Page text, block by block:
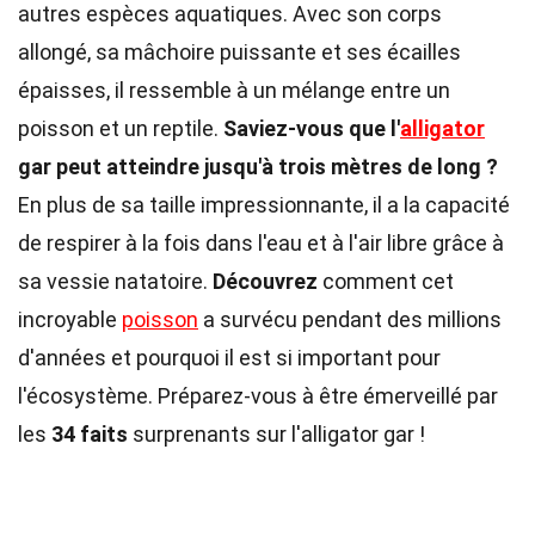
autres espèces aquatiques. Avec son corps
allongé, sa mâchoire puissante et ses écailles
épaisses, il ressemble à un mélange entre un
poisson et un reptile. Saviez-vous que l'alligator
gar peut atteindre jusqu'à trois mètres de long ?
En plus de sa taille impressionnante, il a la capacité
de respirer à la fois dans l'eau et à l'air libre grâce à
sa vessie natatoire. Découvrez comment cet
incroyable poisson a survécu pendant des millions
d'années et pourquoi il est si important pour
l'écosystème. Préparez-vous à être émerveillé par
les 34 faits surprenants sur l'alligator gar !